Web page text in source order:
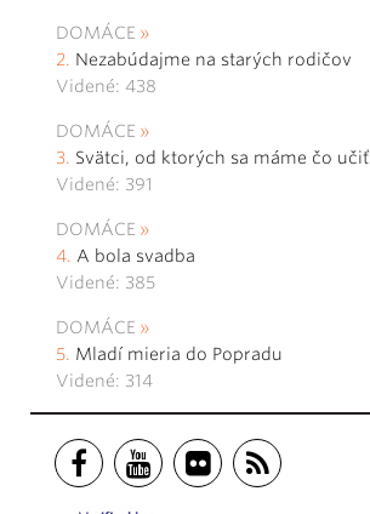
DOMÁCE
Nezabúdajme na starých rodičov
Videné: 438
DOMÁCE
Svätci, od ktorých sa máme čo učiť
Videné: 391
DOMÁCE
A bola svadba
Videné: 385
DOMÁCE
Mladí mieria do Popradu
Videné: 314